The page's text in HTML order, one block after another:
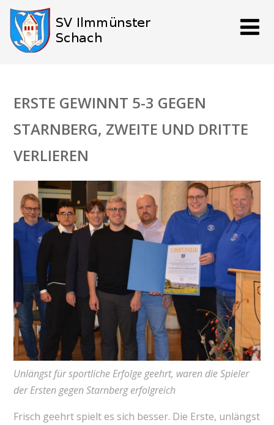
ERSTE GEWINNT 5-3 GEGEN
STARNBERG, ZWEITE UND DRITTE
VERLIEREN
Unlängst für sportliche Erfolge geehrt, waren die Spieler
der Ersten gegen Starnberg erfolgreich
Frisch geehrt spielt es sich besser. Die Erste, unlängst